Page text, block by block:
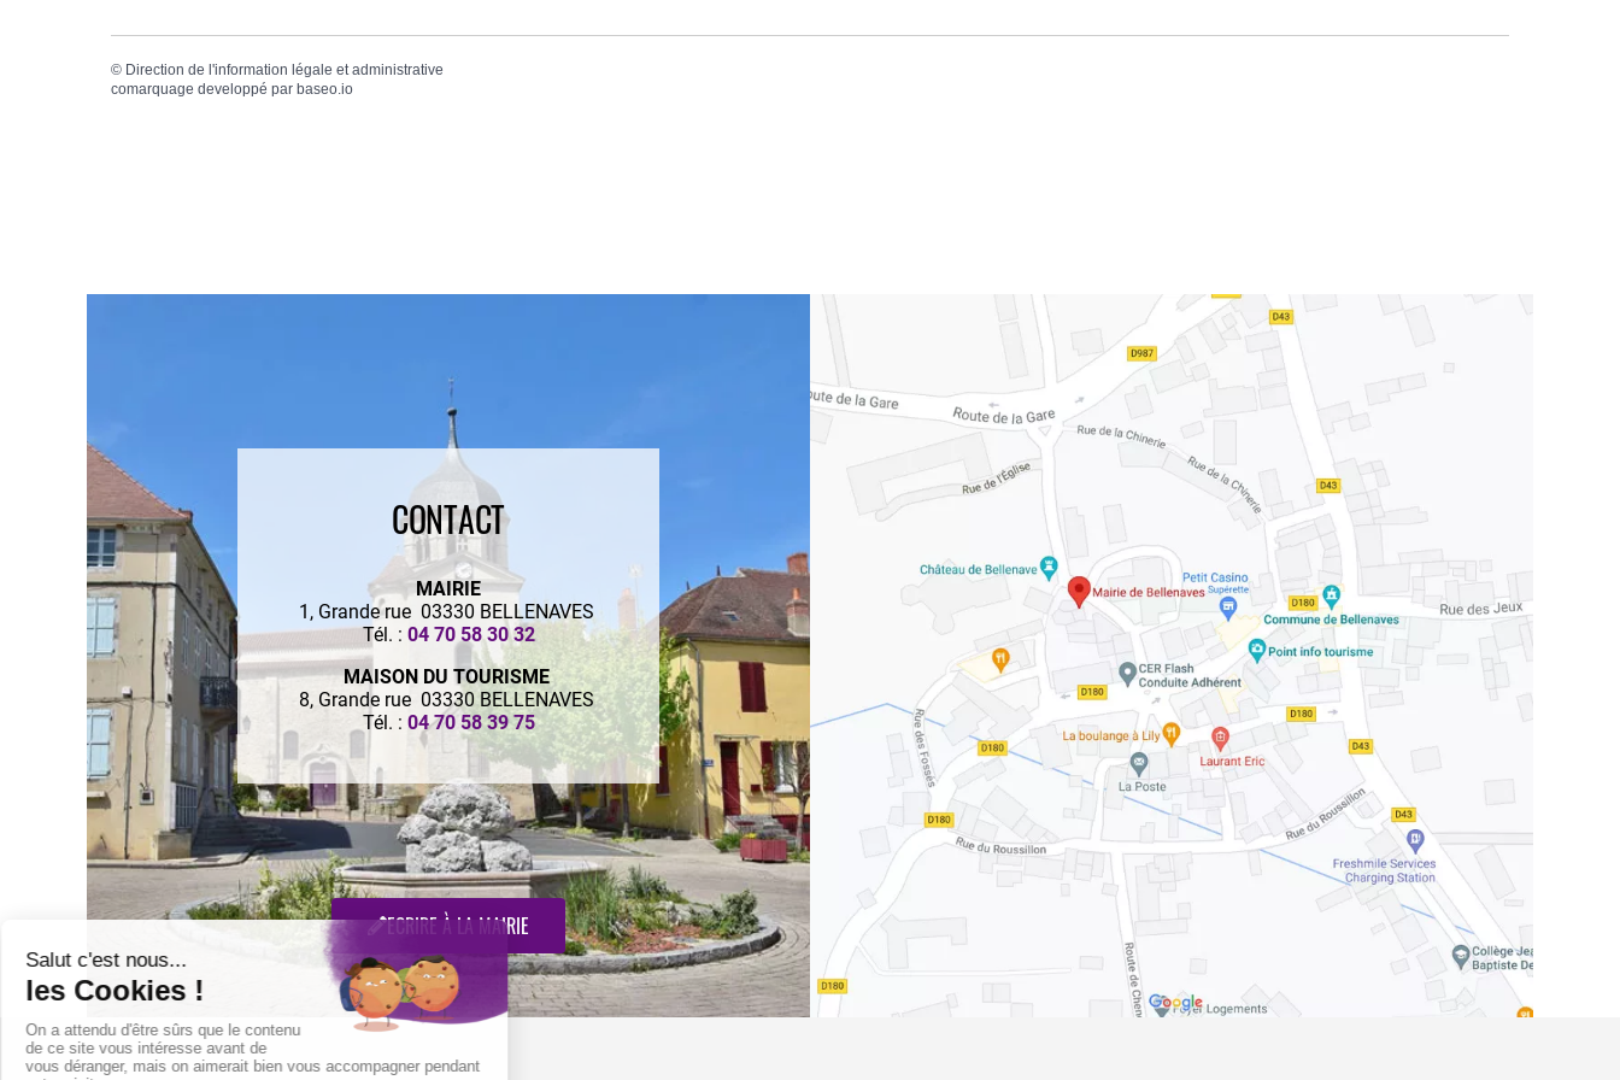
© Direction de l'information légale et administrative
comarquage developpé par baseo.io
CONTACT
MAIRIE
1, Grande rue 03330 BELLENAVES
Tél. : 04 70 58 30 32
MAISON DU TOURISME
8, Grande rue 03330 BELLENAVES
Tél. : 04 70 58 39 75
ECRIRE À LA MAIRIE